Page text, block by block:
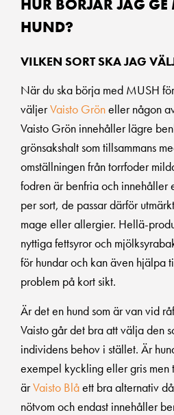
HUR BÖRJAR JAG
HUND?
VILKEN SORT SKA JAG
När du ska börja med MUSH
väljerVaisto Gröneller någon
Vaisto Grön innehåller lägre
grönsakshalt som tillsammans
omställningen från torrfoder
fodren är benfria och innehåller
per sort, de passar därför
mage eller allergier. Hellä-
nyttiga fettsyror och
för hundar och kan även hjälpa
problem på kort sikt.
Är det en hund som är van vid
Vaisto går det bra att välja den
individens behov i stället. Är
exempel kyckling eller gris men
ärVaisto Blåett bra alternativ
nötvom och endast innehåller